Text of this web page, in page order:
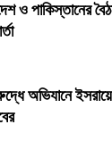
ও পাকিস্তানের
অভিযানে